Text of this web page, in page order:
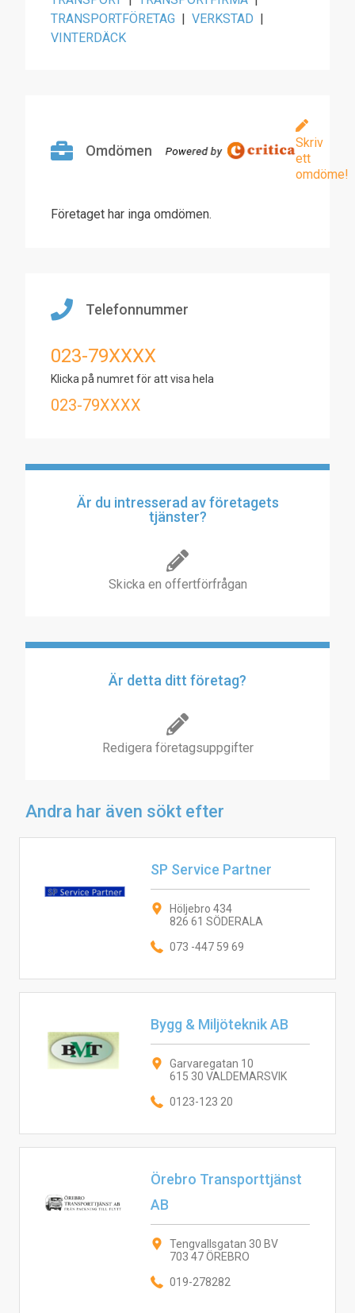
TRANSPORTFÖRETAG | VERKSTAD |
VINTERDÄCK
Omdömen
Skriv
ett
omdöme!
Företaget har inga omdömen.
Telefonnummer
023-79XXXX
Klicka på numret för att visa hela
023-79XXXX
Är du intresserad av företagets
tjänster?
Skicka en offertförfrågan
Är detta ditt företag?
Redigera företagsuppgifter
Andra har även sökt efter
SP Service Partner
Höljebro 434
826 61 SÖDERALA
073 -447 59 69
Bygg & Miljöteknik AB
Garvaregatan 10
615 30 VALDEMARSVIK
0123-123 20
Örebro Transporttjänst
AB
Tengvallsgatan 30 BV
703 47 ÖREBRO
019-278282